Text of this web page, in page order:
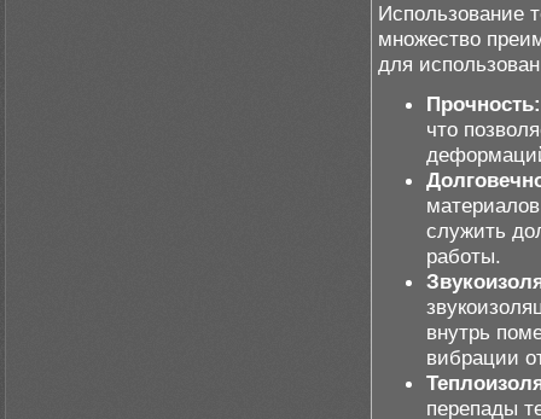
Использование
множество
для
Прочность:
что
служить
работы.
внутрь
вибрации
перепады